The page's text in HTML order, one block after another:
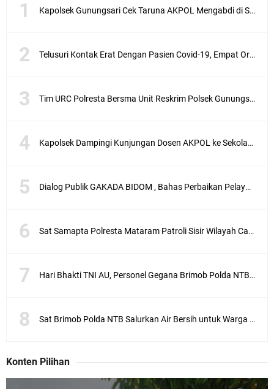
Kapolsek Gunungsari Cek Taruna AKPOL Mengabdi di SRD 4
Telusuri Kontak Erat Dengan Pasien Covid-19, Empat Orang di Desa Kedaro Sekotong Dirapid
Tim URC Polresta Bersma Unit Reskrim Polsek Gunungsari Tangkap Pelaku Curanmor
Kapolsek Dampingi Kunjungan Dosen AKPOL ke Sekolah Rakyat Gunungsari
Dialog Publik GAKADA BIDOM , Bahas Perbaikan Pelayanan Medis di NTB
Sat Samapta Polresta Mataram Patroli Sisir Wilayah Cakranegara
Hari Bhakti TNI AU, Personel Gegana Brimob Polda NTB Donor Darah
Sat Brimob Polda NTB Salurkan Air Bersih untuk Warga Terdampak Kekeringan
Konten Pilihan